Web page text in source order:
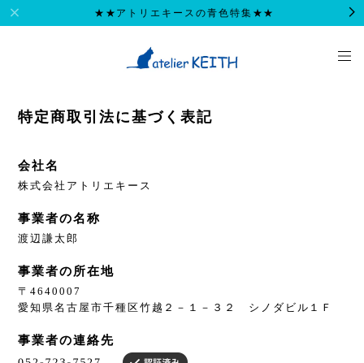
★★アトリエキースの青色特集★★
特定商取引法に基づく表記
会社名
株式会社アトリエキース
事業者の名称
渡辺謙太郎
事業者の所在地
〒4640007
愛知県名古屋市千種区竹越２－１－３２ シノダビル１Ｆ
事業者の連絡先